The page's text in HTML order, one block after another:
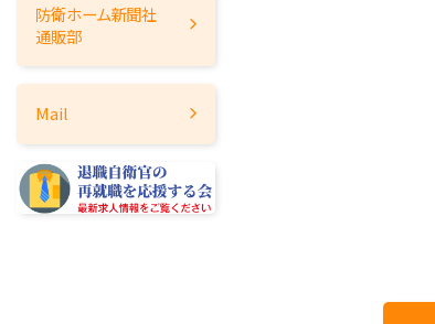
2014年
2012年
2011年
2009年
2008年
防衛ホーム新聞社
通販部
Mail